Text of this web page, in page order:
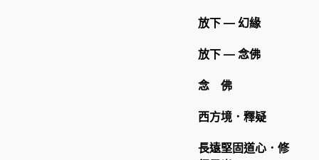
放下 — 幻緣
放下 — 念佛
念 佛
西方境．釋疑
長遠堅固道心．修